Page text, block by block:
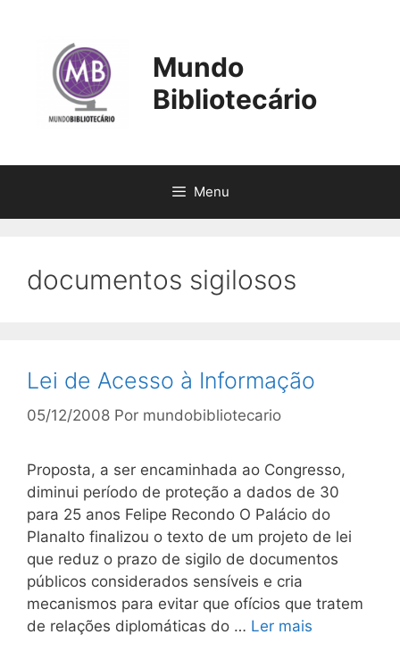
conteúdo
Mundo
Bibliotecário
Menu
documentos sigilosos
Lei de Acesso à Informação
05/12/2008 Por mundobibliotecario
Proposta, a ser encaminhada ao Congresso,
diminui período de proteção a dados de 30
para 25 anos Felipe Recondo O Palácio do
Planalto finalizou o texto de um projeto de lei
que reduz o prazo de sigilo de documentos
públicos considerados sensíveis e cria
mecanismos para evitar que ofícios que tratem
de relações diplomáticas do … Ler mais